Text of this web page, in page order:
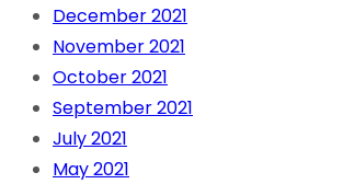
December 2021
November 2021
October 2021
September 2021
July 2021
May 2021